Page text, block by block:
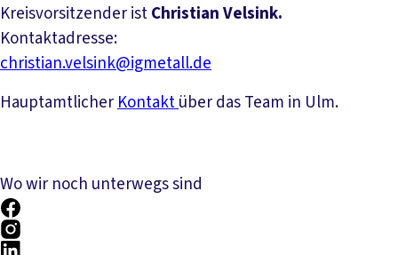
Kreisvorsitzender istChristian Velsink.
Kontaktadresse:
christian.velsink@igmetall.de
HauptamtlicherKontaktüber das Team in Ulm.
Wo wir noch unterwegs sind